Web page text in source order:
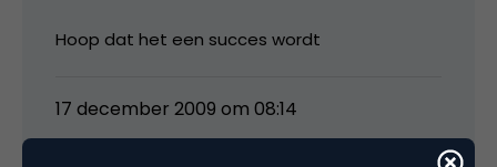
Hoop dat het een succes wordt
17 december 2009 om 08:14